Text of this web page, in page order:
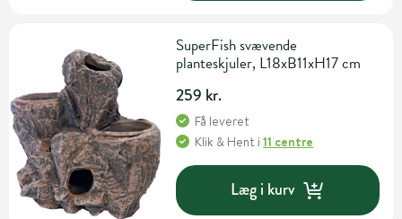
SuperFish svævende
planteskjuler, L18xB11xH17 cm
259 kr.
Få leveret
Klik & Hent i11 centre
Læg i kurv